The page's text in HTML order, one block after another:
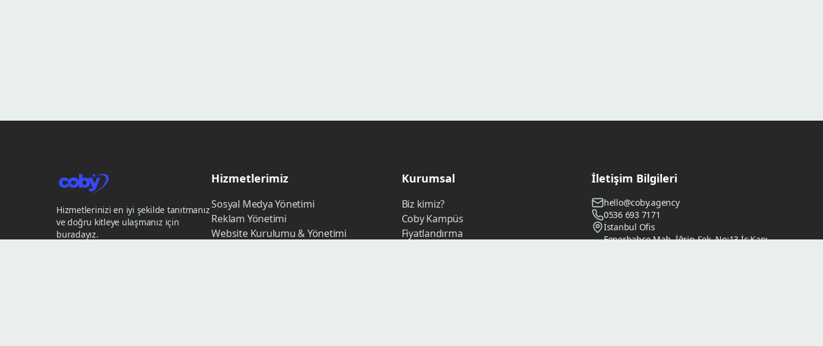
Hizmetlerinizi en iyi şekilde tanıtmanız
ve doğru kitleye ulaşmanız için
buradayız.
Hizmetlerimiz
Sosyal Medya Yönetimi
Reklam Yönetimi
Website Kurulumu & Yönetimi
Kurumsal
Biz kimiz?
Coby Kampüs
Fiyatlandırma
İletişim Bilgileri
hello@coby.agency
0536 693 7171
İstanbul Ofis
Fenerbahçe Mah. İğrip Sok. No:13 İç Kapı